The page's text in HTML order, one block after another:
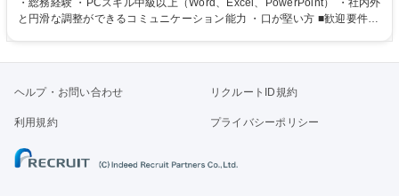
怠管理 ・官公庁への各種提出 ・法定の会議運営（評議員会、理事会） ・
管理 ・福利厚生関連 ・職員からの問合せ、相談対応 ・その他日常の総務
休日125日
・総務経験 ・PCスキル中級以上（Word、Excel、PowerPoint） ・社内外
と円滑な調整ができるコミュニケーション能力 ・口が堅い方 ■歓迎要件
ヘルプ・お問い合わせ リクルートID規約
利用規約 プライバシーポリシー